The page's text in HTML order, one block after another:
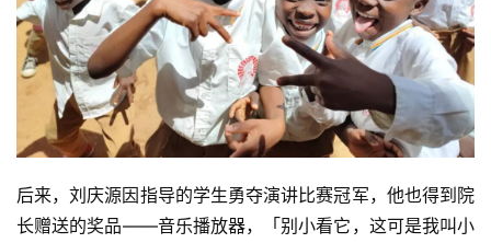
后来，刘庆源因指导的学生勇夺演讲比赛冠军，他也得到院
长赠送的奖品——音乐播放器，「别小看它，这可是我叫小